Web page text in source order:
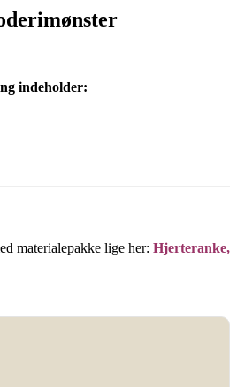
indeholder:
materialepakke lige her: Hjerteranke,